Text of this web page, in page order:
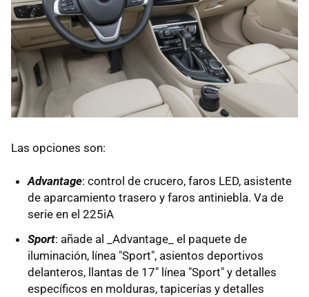
Las opciones son:
Advantage: control de crucero, faros LED, asistente
de aparcamiento trasero y faros antiniebla. Va de
serie en el 225iA
Sport: añade al _Advantage_ el paquete de
iluminación, línea "Sport", asientos deportivos
delanteros, llantas de 17" línea "Sport" y detalles
específicos en molduras, tapicerías y detalles